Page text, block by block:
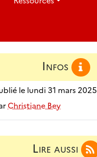
Infos
le lundi 31 mars 2025
Christiane Bey
Lire aussi